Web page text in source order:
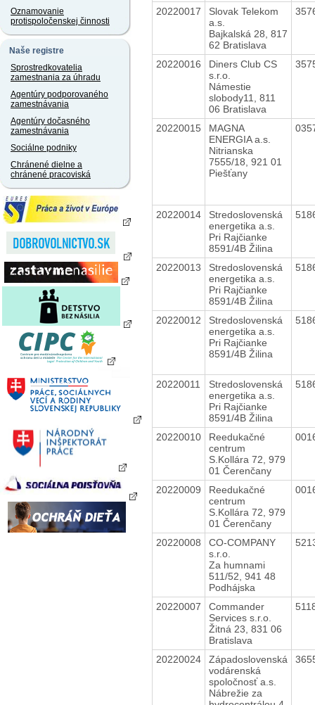
Oznamovanie
protispoločenskej činnosti
Naše registre
Sprostredkovatelia
zamestnania za úhradu
Agentúry podporovaného
zamestnávania
Agentúry dočasného
zamestnávania
Sociálne podniky
Chránené dielne a
chránené pracoviská
20220017
Slovak Telekom
a.s.
Bajkalská 28, 817
62 Bratislava
20220016
Diners Club CS
s.r.o.
Námestie
slobody11, 811
06 Bratislava
20220015
MAGNA
ENERGIA a.s.
Nitrianska
7555/18, 921 01
Piešťany
20220014
Stredoslovenská
energetika a.s.
Pri Rajčianke
8591/4B Žilina
20220013
Stredoslovenská
energetika a.s.
Pri Rajčianke
8591/4B Žilina
20220012
Stredoslovenská
energetika a.s.
Pri Rajčianke
8591/4B Žilina
20220011
Stredoslovenská
energetika a.s.
Pri Rajčianke
8591/4B Žilina
20220010
Reedukačné
centrum
S.Kollára 72, 979
01 Čerenčany
20220009
Reedukačné
centrum
S.Kollára 72, 979
01 Čerenčany
20220008
CO-COMPANY
s.r.o.
Za humnami
511/52, 941 48
Podhájska
20220007
Commander
Services s.r.o.
Žitná 23, 831 06
Bratislava
20220024
Západoslovenská
vodárenská
spoločnosť a.s.
Nábrežie za